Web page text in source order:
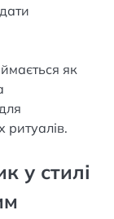
як
ритуалів.
у стилі